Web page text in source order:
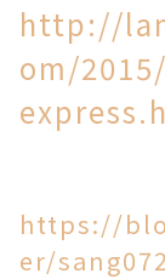
http://
om/
https://
er/